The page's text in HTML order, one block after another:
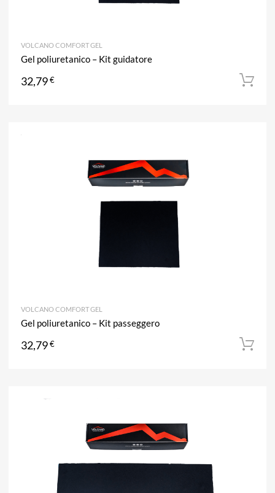
VOLCANO COMFORT GEL
Gel poliuretanico – Kit guidatore
32,79€
VOLCANO COMFORT GEL
Gel poliuretanico – Kit passeggero
32,79€